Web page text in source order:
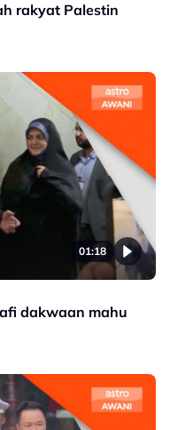
rakyat Palestin
01:18
dakwaan mahu